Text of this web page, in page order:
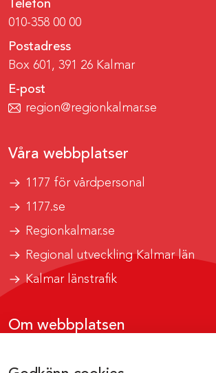
Telefon
010-358 00 00
Postadress
Box 601, 391 26 Kalmar
E-post
region@regionkalmar.se
Våra webbplatser
1177 för vårdpersonal
1177.se
Regionkalmar.se
Regional utveckling Kalmar län
Kalmar länstrafik
Om webbplatsen